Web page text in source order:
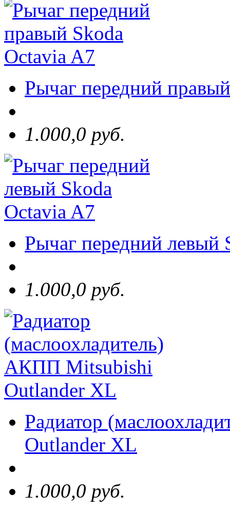
Рычаг передний
1.000,0 руб.
Рычаг передний левый
1.000,0 руб.
Радиатор
Outlander XL
1.000,0 руб.